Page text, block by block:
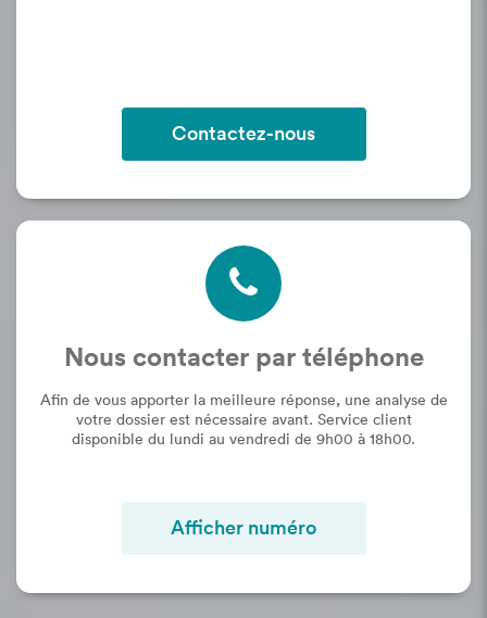
Contactez-nous
Nous contacter par téléphone
Afin de vous apporter la meilleure réponse, une analyse de
votre dossier est nécessaire avant. Service client
disponible du lundi au vendredi de 9h00 à 18h00.
Afficher numéro